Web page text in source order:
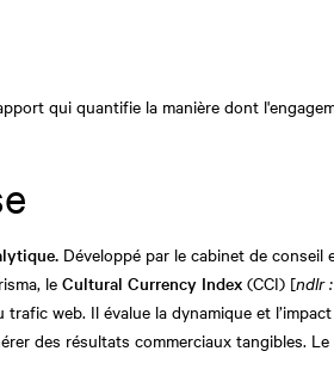
qui quantifie la manière dont
Développé par le cabinet de
le Cultural Currency Index (CCI) [ndlr
web. Il évalue la dynamique et
des résultats commerciaux tangibles.